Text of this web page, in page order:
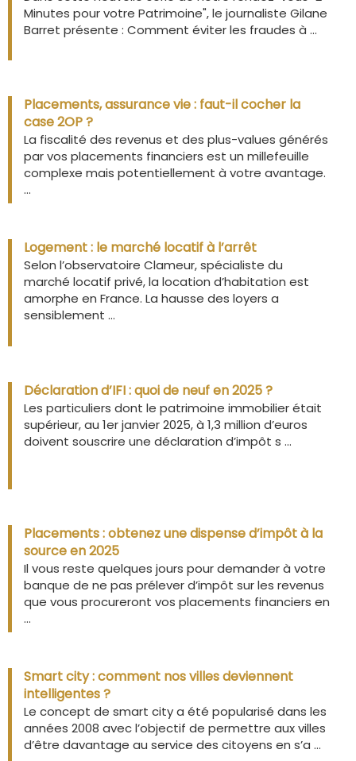
Minutes pour votre Patrimoine", le journaliste Gilane
Barret présente : Comment éviter les fraudes à ...
Placements, assurance vie : faut-il cocher la
case 2OP ?
La fiscalité des revenus et des plus-values générés
par vos placements financiers est un millefeuille
complexe mais potentiellement à votre avantage.
...
Logement : le marché locatif à l’arrêt
Selon l’observatoire Clameur, spécialiste du
marché locatif privé, la location d’habitation est
amorphe en France. La hausse des loyers a
sensiblement ...
Déclaration d’IFI : quoi de neuf en 2025 ?
Les particuliers dont le patrimoine immobilier était
supérieur, au 1er janvier 2025, à 1,3 million d’euros
doivent souscrire une déclaration d’impôt s ...
Placements : obtenez une dispense d’impôt à la
source en 2025
Il vous reste quelques jours pour demander à votre
banque de ne pas prélever d’impôt sur les revenus
que vous procureront vos placements financiers en
...
Smart city : comment nos villes deviennent
intelligentes ?
Le concept de smart city a été popularisé dans les
années 2008 avec l’objectif de permettre aux villes
d’être davantage au service des citoyens en s’a ...